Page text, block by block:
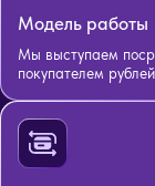
Модель работы
Мы выступаем
покупателем